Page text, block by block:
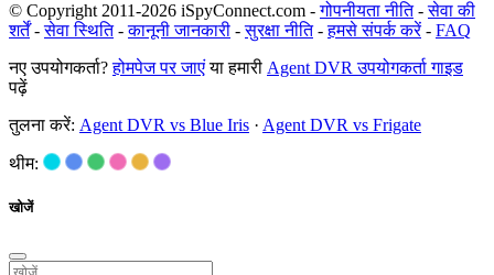
© Copyright 2011-2026 iSpyConnect.com -गोपनीयता नीति-सेवा की
शर्तें-सेवा स्थिति-कानूनी जानकारी -सुरक्षा नीति-हमसे संपर्क करें- FAQ
नए उपयोगकर्ता?होमपेज पर जाएंया हमारी Agent DVR उपयोगकर्ता गाइड
पढ़ें
तुलना करें: Agent DVR vs Blue Iris · Agent DVR vs Frigate
थीम:
खोजें